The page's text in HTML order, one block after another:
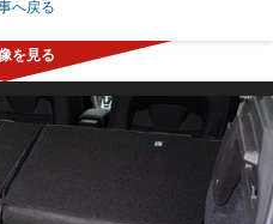
へ戻る